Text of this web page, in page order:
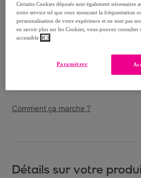
Livraison
Livraison à partir de19,90 €
Comment ça marche ?
Détails sur votre
Certains Cookies déposés sont également nécessaires
notre service tel que ceux mesurant la fréquentation
personnalisation de votre expérience et ne sont pas
en savoir plus sur les Cookies, vous pouvez
accessible ICI
Paramétrer